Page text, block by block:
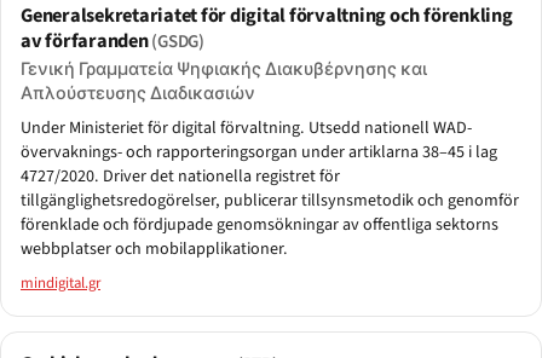
Generalsekretariatet för digital förvaltning och förenkling
av förfaranden(GSDG)
Γενική Γραμματεία Ψηφιακής Διακυβέρνησης και
Απλούστευσης Διαδικασιών
Under Ministeriet för digital förvaltning. Utsedd nationell WAD-
övervaknings- och rapporteringsorgan under artiklarna 38–45 i lag
4727/2020. Driver det nationella registret för
tillgänglighetsredogörelser, publicerar tillsynsmetodik och genomför
förenklade och fördjupade genomsökningar av offentliga sektorns
webbplatser och mobilapplikationer.
mindigital.gr